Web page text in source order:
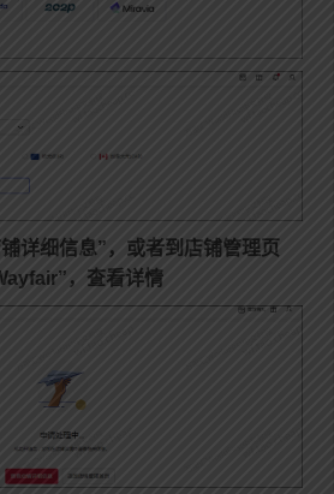
详细信息”，或者到店铺管理页
，查看详情